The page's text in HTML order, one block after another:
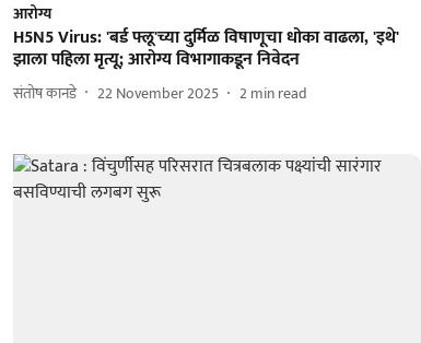
आरोग्य
H5N5 Virus: 'बर्ड फ्लू'च्या दुर्मिळ विषाणूचा धोका वाढला, 'इथे'
झाला पहिला मृत्यू; आरोग्य विभागाकडून निवेदन
संतोष कानडे 22 November 2025 2min read